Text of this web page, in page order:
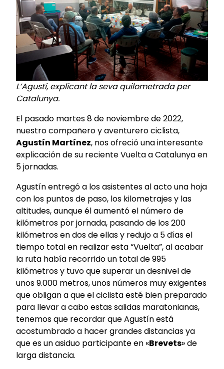
L’Agustí, explicant la seva quilometrada per
Catalunya.
El pasado martes 8 de noviembre de 2022,
nuestro compañero y aventurero ciclista,
Agustín Martínez, nos ofreció una interesante
explicación de su reciente Vuelta a Catalunya en
5 jornadas.
Agustín entregó a los asistentes al acto una hoja
con los puntos de paso, los kilometrajes y las
altitudes, aunque él aumentó el número de
kilómetros por jornada, pasando de los 200
kilómetros en dos de ellas y redujo a 5 días el
tiempo total en realizar esta “Vuelta”, al acabar
la ruta había recorrido un total de 995
kilómetros y tuvo que superar un desnivel de
unos 9.000 metros, unos números muy exigentes
que obligan a que el ciclista esté bien preparado
para llevar a cabo estas salidas maratonianas,
tenemos que recordar que Agustín está
acostumbrado a hacer grandes distancias ya
que es un asiduo participante en «Brevets» de
larga distancia.